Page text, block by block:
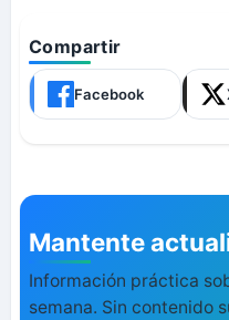
Compartir
Facebook
Mantente
Información práctica
semana. Sin contenido